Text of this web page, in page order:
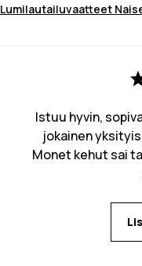
Lumilautailuvaatteet
Istuu hyvin,
jokainen
Monet kehut sai